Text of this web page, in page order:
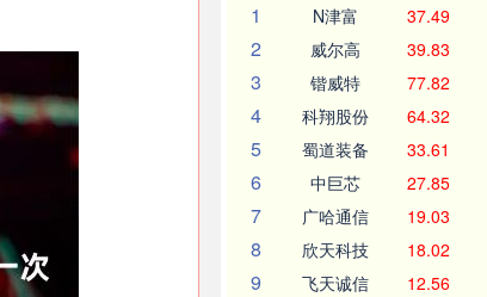
1
N津富 37.49
2 威尔高 39.83
3 锴威特 77.82
4 科翔股份 64.32
5 蜀道装备 33.61
6 中巨芯 27.85
7 广哈通信 19.03
8 欣天科技 18.02
9 飞天诚信 12.56